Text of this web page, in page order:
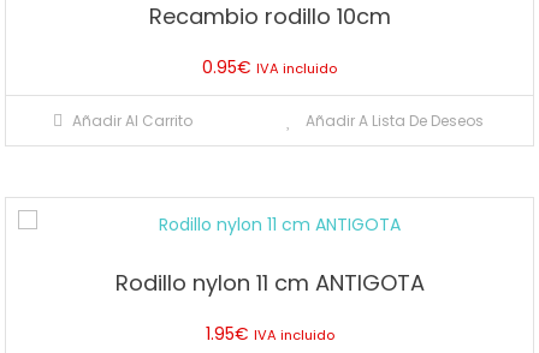
Recambio rodillo 10cm
0.95€ IVA incluido
Añadir Al Carrito Añadir A Lista De Deseos
Rodillo nylon 11 cm ANTIGOTA
1.95€ IVA incluido